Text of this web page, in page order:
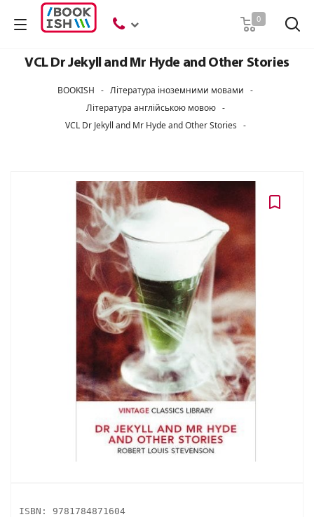
0
VCL Dr Jekyll and Mr Hyde and Other Stories
BOOKISH - Література іноземними мовами -
Література англійською мовою -
VCL Dr Jekyll and Mr Hyde and Other Stories -
ISBN: 9781784871604